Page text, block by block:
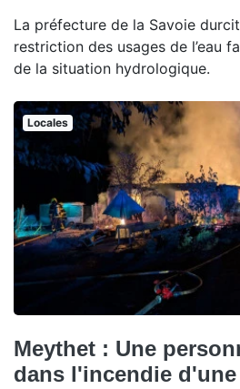
La préfecture de la Savoie
restriction des usages de l’eau
de la situation hydrologique.
Locales
Meythet : Une
dans l'incendie d'une